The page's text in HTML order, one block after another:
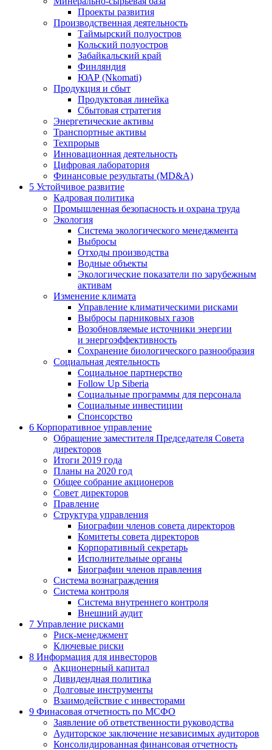
Проекты развития
Производственная деятельность
Таймырский полуостров
Кольский полуостров
Забайкальский край
Финляндия
ЮАР (Nkomati)
Продукция и сбыт
Продуктовая линейка
Сбытовая стратегия
Энергетические активы
Транспортные активы
Техпрорыв
Инновационная деятельность
Цифровая лаборатория
Финансовые результаты (MD&A)
5 Устойчивое развитие
Кадровая политика
Промышленная безопасность и охрана труда
Экология
Система экологического менеджмента
Выбросы
Отходы производства
Водные объекты
Экологические показатели по зарубежным
активам
Изменение климата
Управление климатическими рисками
Выбросы парниковых газов
Возобновляемые источники энергии
и энергоэффективность
Сохранение биологического разнообразия
Социальная деятельность
Социальное партнерство
Follow Up Siberia
Социальные программы для персонала
Социальные инвестиции
Спонсорство
6 Корпоративное управление
Обращение заместителя Председателя Совета
директоров
Итоги 2019 года
Планы на 2020 год
Общее собрание акционеров
Совет директоров
Правление
Структура управления
Биографии членов совета директоров
Комитеты совета директоров
Корпоративный секретарь
Исполнительные органы
Биографии членов правления
Система вознаграждения
Система контроля
Система внутреннего контроля
Внешний аудит
7 Управление рисками
Риск-менеджмент
Ключевые риски
8 Информация для инвесторов
Акционерный капитал
Дивидендная политика
Долговые инструменты
Взаимодействие с инвеcторами
9 Финасовая отчетность по МСФО
Заявление об ответственности руководства
Аудиторское заключение независимых аудиторов
Консолидированная финансовая отчетность